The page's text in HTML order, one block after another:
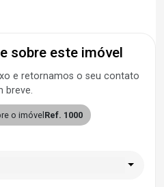
sobre este imóvel
e retornamos o seu contato
breve.
o imóvel Ref. 1000